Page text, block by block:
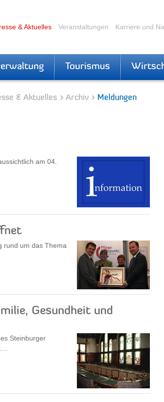
& Aktuelles Veranstaltungen Karriere und
Tourismus
& Aktuelles Archiv Meldungen
am 04.
rund um das Thema
Gesundheit und
Steinburger